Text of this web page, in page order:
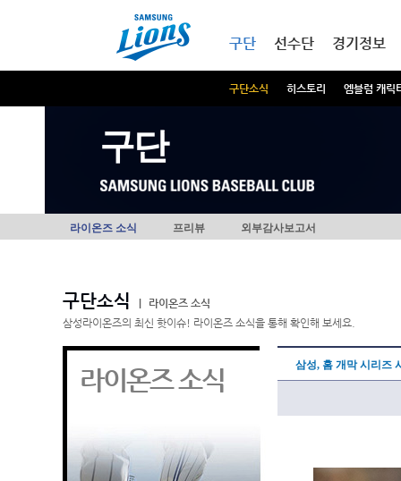
구단
구단소식 히스토리 엠블럼 캐릭
선수단 경기정보
구단
라이온즈 소식 프리뷰 외부감사보고서
구단소식
라이온즈 소식
삼성라이온즈의 최신 핫이슈! 라이온즈 소식을 통해 확인해 보세요.
라이온즈 소식 삼성, 홈 개막 시리즈